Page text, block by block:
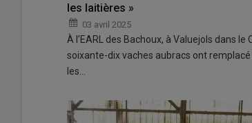
les laitières »
03 avril 2025
À l’EARL des Bachoux, à Valuejols dans le
soixante-dix vaches aubracs ont
les…